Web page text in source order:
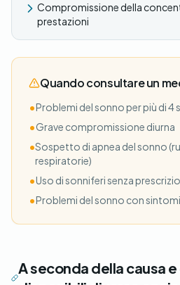
Compromissione della
prestazioni
Quando consultare un
•Problemi del sonno per più di 4
•Grave compromissione diurna
•Sospetto di apnea del sonno
respiratorie)
•Uso di sonniferi senza
•Problemi del sonno con
A seconda della causa